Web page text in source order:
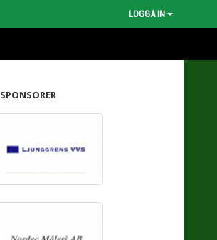
LOGGA IN
SPONSORER